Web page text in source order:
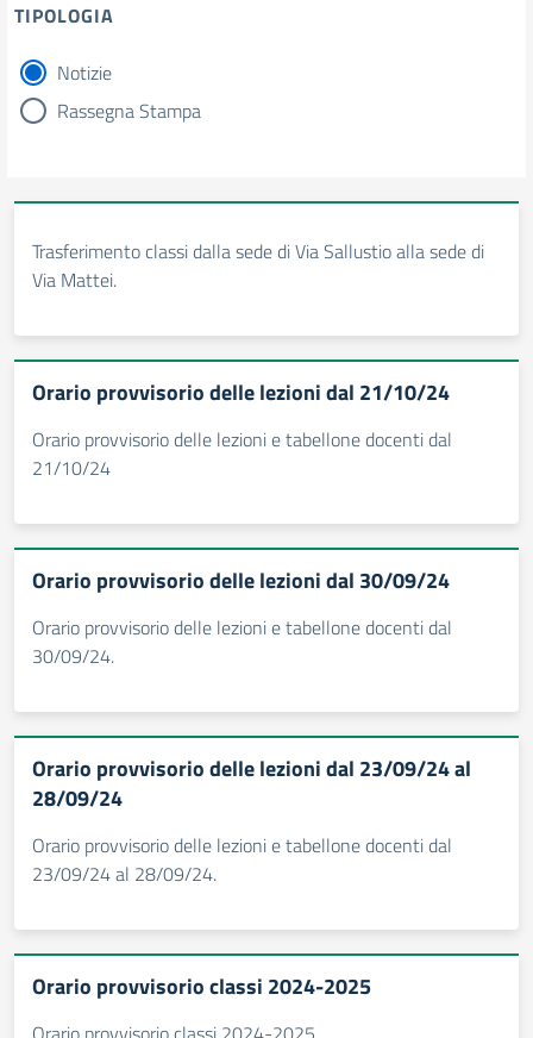
TIPOLOGIA
tipologia di articoli
Notizie
Rassegna Stampa
Trasferimento classi dalla sede di Via Sallustio alla sede di
Via Mattei.
Orario provvisorio delle lezioni dal 21/10/24
Orario provvisorio delle lezioni e tabellone docenti dal
21/10/24
Orario provvisorio delle lezioni dal 30/09/24
Orario provvisorio delle lezioni e tabellone docenti dal
30/09/24.
Orario provvisorio delle lezioni dal 23/09/24 al
28/09/24
Orario provvisorio delle lezioni e tabellone docenti dal
23/09/24 al 28/09/24.
Orario provvisorio classi 2024-2025